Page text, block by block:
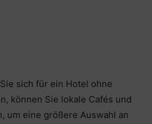
sich für ein Hotel ohne
können Sie lokale Cafés und
um eine größere Auswahl an